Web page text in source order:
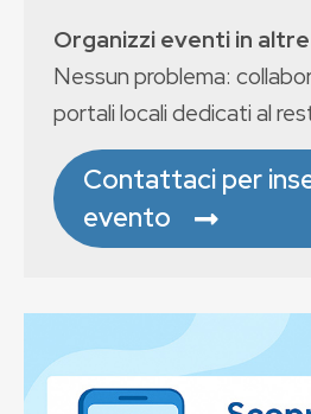
Organizzi eventi in
Nessun problema:
portali locali dedicati al
Contattaci per
evento